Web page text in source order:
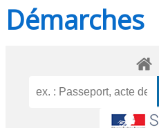
Démarches